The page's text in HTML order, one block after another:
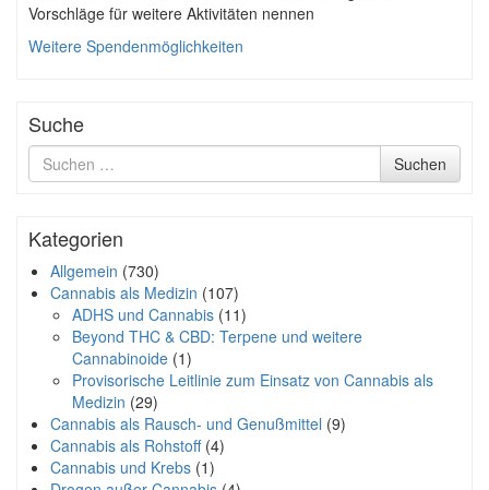
Vorschläge für weitere Aktivitäten nennen
Weitere Spendenmöglichkeiten
Suche
Suche
nach
Suchen
Kategorien
Allgemein (730)
Cannabis als Medizin (107)
ADHS und Cannabis (11)
Beyond THC & CBD: Terpene und weitere
Cannabinoide (1)
Provisorische Leitlinie zum Einsatz von Cannabis als
Medizin (29)
Cannabis als Rausch- und Genußmittel (9)
Cannabis als Rohstoff(4)
Cannabis und Krebs (1)